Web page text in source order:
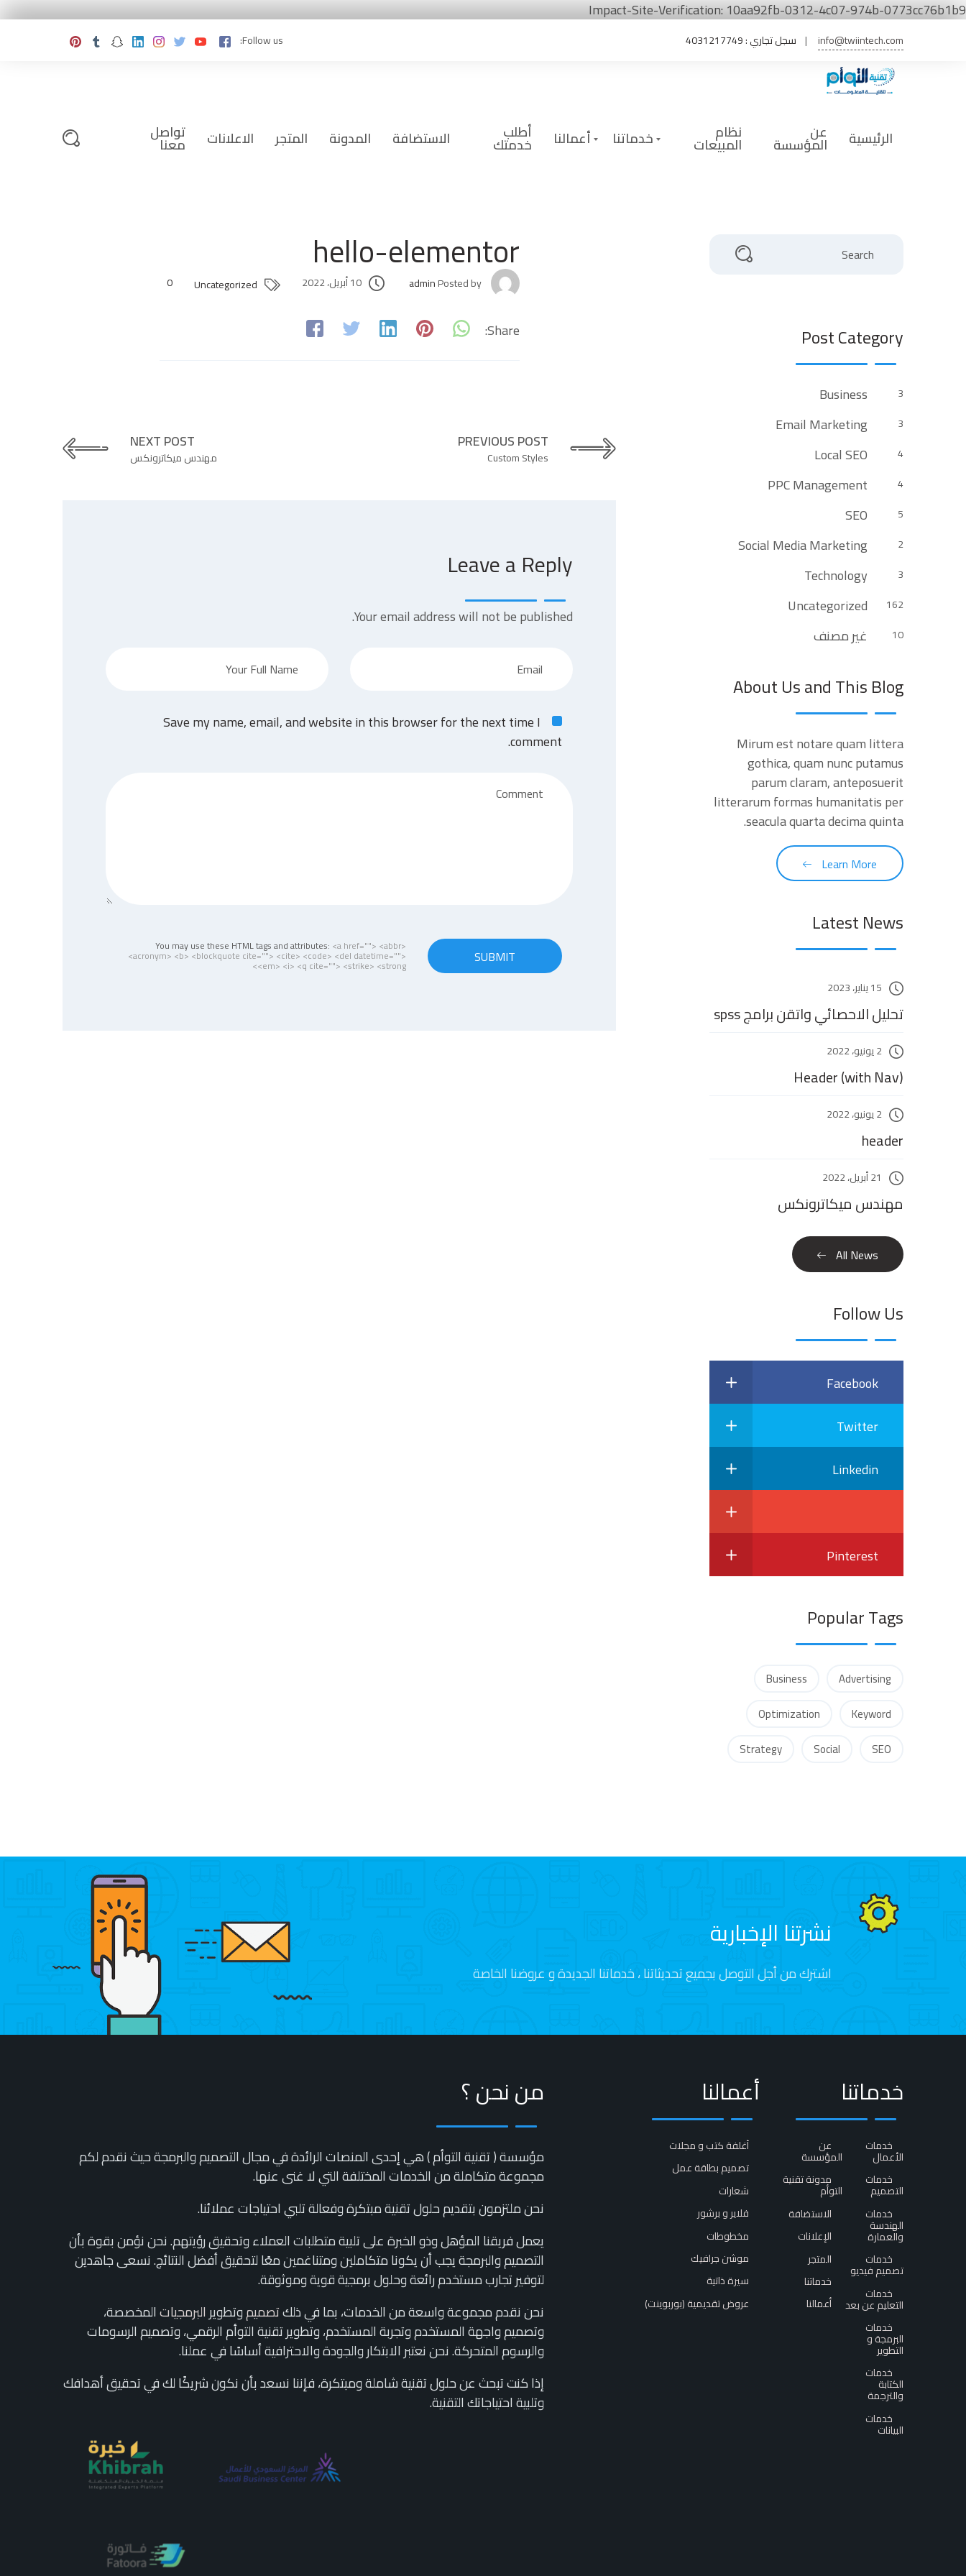
Impact-Site-Verification: 10aa92fb-0312-4c07-974b-0773cc76b1b9
Skip
سجل تجاري : 4031217749 info@twiintech.com
Follow us:
الرئيسية عن
المؤسسة
نظام
المبيعات خدماتنا أعمالنا أطلب
خدمتك الاستضافة المدونة المتجر الاعلانات تواصل
معنا
hello-elementor
Posted by
admin 10 أبريل، 2022 Uncategorized
0
Share:
PREVIOUS POST
Custom Styles
NEXT POST
مهندس ميكاترونكس
Leave a Reply
Your email address will not be published.
Save my name, email, and website in this browser for the next time I
comment.
SUBMIT
You may use these HTML tags and attributes: <a href=""> <abbr>
<acronym> <b> <blockquote cite=""> <cite> <code> <del datetime="">
<em> <i> <q cite=""> <strike> <strong>
Post Category
3
Business
3
Email Marketing
4
Local SEO
4
PPC Management
5
SEO
2
Social Media Marketing
3
Technology
162
Uncategorized
10 غير مصنف
About Us and This Blog
Mirum est notare quam littera
gothica, quam nunc putamus
parum claram, anteposuerit
litterarum formas humanitatis per
seacula quarta decima quinta.
Learn More
Latest News
15 يناير، 2023
تحليل الاحصائي واتقن برامج spss
2 يونيو، 2022
Header (with Nav)
2 يونيو، 2022
header
21 أبريل، 2022
مهندس ميكاترونكس
All News
Follow Us
Facebook
Twitter
Linkedin
Pinterest
Popular Tags
Advertising
Business
Keyword
Optimization
SEO
Social
Strategy
نشرتنا الإخبارية
اشترك من أجل التوصل بجميع تحديثاتنا ، خدماتنا الجديدة و عروضنا الخاصة
من نحن ؟
مؤسسة ( تقنية التوأم ) هي إحدى المنصات الرائدة في مجال التصميم والبرمجة حيث نقدم لكم
مجموعة متكاملة من الخدمات المختلفة التي لا غنى عنها.
نحن ملتزمون بتقديم حلول تقنية مبتكرة وفعالة تلبي احتياجات عملائنا.
يعمل فريقنا المؤهل وذو الخبرة على تلبية متطلبات العملاء وتحقيق رؤيتهم. نحن نؤمن بقوة بأن
التصميم والبرمجة يجب أن يكونا متكاملين ومتناغمين معًا لتحقيق أفضل النتائج. نسعى جاهدين
لتوفير تجارب مستخدم رائعة وحلول برمجية قوية وموثوقة.
نحن نقدم مجموعة واسعة من الخدمات، بما في ذلكتصميموتطويرالبرمجياتالمخصصة،
وتصميم واجهة المستخدم وتجربة المستخدم، وتطوير تقنية التوأم الرقمي، وتصميم الرسومات
والرسوم المتحركة. نحن نعتبر الابتكار والجودة والاحترافية أساسًا في عملنا.
إذا كنت تبحث عن حلول تقنية شاملة ومبتكرة، فإننا نسعد بأن نكون شريكًا لك في تحقيق أهدافك
وتلبية احتياجاتك التقنية.
أعمالنا
أغلفة كتب و مجلات​
تصميم بطاقة عمل
شعارات
فلاير و برشور​
مخطوطات
موشن جرافيك​
سيرة ذاتية​
عروض تقديمية (بوربوينت)​
خدماتنا
عن
المؤسسة
مدونة تقنية
التوأم
الاستضافة
الإعلانات
المتجر
خدماتنا
أعمالنا
خدمات
الأعمال
خدمات
التصميم
خدمات
الهندسة
والعمارة
خدمات
تصميم فيديو
خدمات
التعليم عن بعد
خدمات
البرمجة و
التطوير
خدمات
الكتابة
والترجمة
خدمات
البيانات